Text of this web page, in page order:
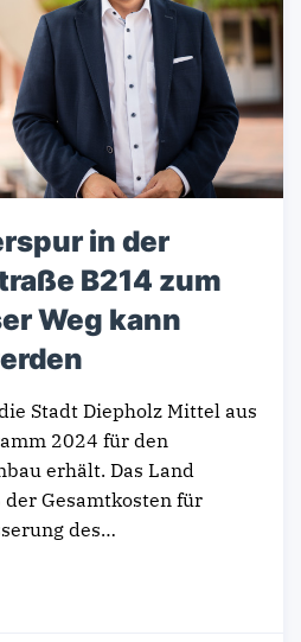
in der
B214 zum
Weg kann
Stadt Diepholz Mittel aus
2024 für den
erhält. Das Land
Gesamtkosten für
des…